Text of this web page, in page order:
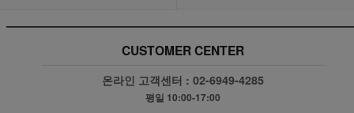
CUSTOMER CENTER
온라인 고객센터 :02-6949-4285
평일 10:00-17:00